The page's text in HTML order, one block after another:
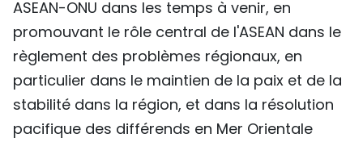
ASEAN-ONU dans les temps à venir, en
promouvant le rôle central de l'ASEAN dans le
règlement des problèmes régionaux, en
particulier dans le maintien de la paix et de la
stabilité dans la région, et dans la résolution
pacifique des différends en Mer Orientale